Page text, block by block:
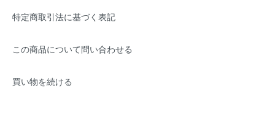
特定商取引法に基づく表記
この商品について問い合わせる
買い物を続ける